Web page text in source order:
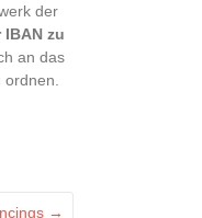
der
zu
an das
→